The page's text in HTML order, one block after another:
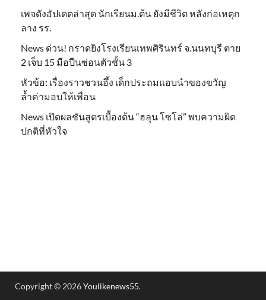
เพจดังอัปเดตล่าสุด นักเรียนม.ต้น ยังมีชีวิต หลังก่อเหตุก
ลาง รร.
News ด่วน! กราดยิงโรงเรียนเทพศิรินทร์ จ.นนทบุรี ตาย
2 เจ็บ 15 มือปืนซ่อนตัวชั้น 3
หัวข้อ: เรื่องราวชวนอึ้ง เด็กประถมแอบนำของขวัญ
ล้ำค่ามอบให้เพื่อน
News เปิดผลชันสูตรเบื้องต้น “ฮลุน โซโล่” พบความผิด
ปกติที่หัวใจ
Copyright © 2026Youlikenews55.